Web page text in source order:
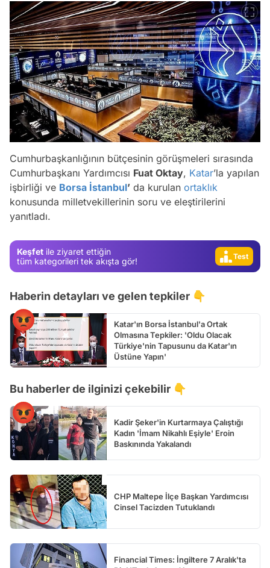
Cumhurbaşkanlığının bütçesinin görüşmeleri sırasında
Cumhurbaşkanı Yardımcısı Fuat Oktay, Katar’la yapılan
işbirliği ve Borsa İstanbul’ da kurulan ortaklık
konusunda milletvekillerinin soru ve eleştirilerini
yanıtladı.
Keşfet ile ziyaret ettiğin
tüm kategorileri tek akışta gör!
Video
Test
Test
Haberin detayları ve gelen tepkiler 👇
Katar'ın Borsa İstanbul'a Ortak
Olmasına Tepkiler: 'Oldu Olacak
Türkiye'nin Tapusunu da Katar'ın
Üstüne Yapın'
Bu haberler de ilginizi çekebilir 👇
Kadir Şeker'in Kurtarmaya Çalıştığı
Kadın 'İmam Nikahlı Eşiyle' Eroin
Baskınında Yakalandı
CHP Maltepe İlçe Başkan Yardımcısı
Cinsel Tacizden Tutuklandı
Financial Times: İngiltere 7 Aralık'ta